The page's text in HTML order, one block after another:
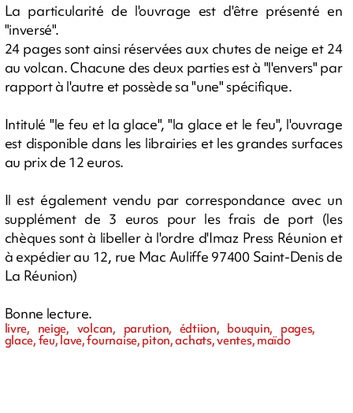
La particularité de l'ouvrage est d'être présenté en
"inversé".
24 pages sont ainsi réservées aux chutes de neige et 24
au volcan. Chacune des deux parties est à "l'envers" par
rapport à l'autre et possède sa "une" spécifique.
Intitulé "le feu et la glace", "la glace et le feu", l'ouvrage
est disponible dans les librairies et les grandes surfaces
au prix de 12 euros.
Il est également vendu par correspondance avec un
supplément de 3 euros pour les frais de port (les
chèques sont à libeller à l'ordre d'Imaz Press Réunion et
à expédier au 12, rue Mac Auliffe 97400 Saint-Denis de
La Réunion)
Bonne lecture.
livre, neige, volcan, parution, édtiion, bouquin, pages,
glace, feu, lave, fournaise, piton, achats, ventes, maïdo